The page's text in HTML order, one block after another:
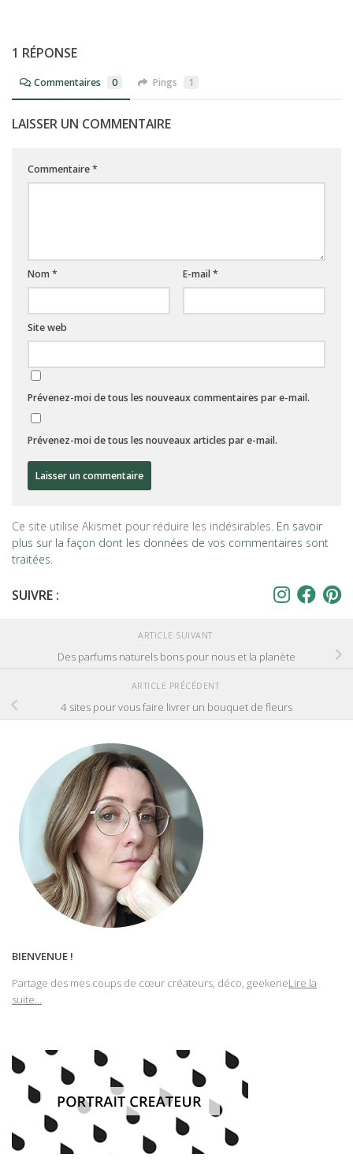
1 RÉPONSE
Commentaires 0 Pings 1
LAISSER UN COMMENTAIRE
Commentaire*
Nom * E-mail*
Site web
Prévenez-moi de tous les nouveaux commentaires par e-mail.
Prévenez-moi de tous les nouveaux articles par e-mail.
Ce site utilise Akismet pour réduire les indésirables. En savoir
plus sur la façon dont les données de vos commentaires sont
traitées.
SUIVRE :
ARTICLE SUIVANT
Des parfums naturels bons pour nous et la planète
ARTICLE PRÉCÉDENT
4 sites pour vous faire livrer un bouquet de fleurs
BIENVENUE !
Partage des mes coups de cœur créateurs, déco, geekerieLire la
suite...